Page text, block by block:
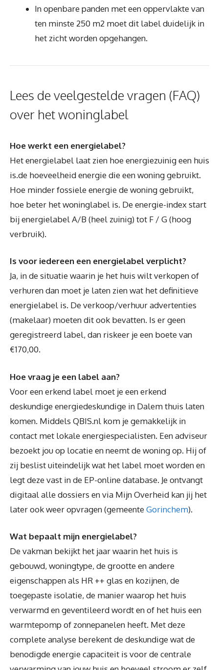
In openbare panden met een oppervlakte van
ten minste 250 m2 moet dit label duidelijk in
het zicht worden opgehangen.
Lees de veelgestelde vragen (FAQ)
over het woninglabel
Hoe werkt een energielabel?
Het energielabel laat zien hoe energiezuinig een huis
is.de hoeveelheid energie die een woning gebruikt.
Hoe minder fossiele energie de woning gebruikt,
hoe beter het woninglabel is. De energie-index start
bij energielabel A/B (heel zuinig) tot F / G (hoog
verbruik).
Is voor iedereen een energielabel verplicht?
Ja, in de situatie waarin je het huis wilt verkopen of
verhuren dan moet je laten zien wat het definitieve
energielabel is. De verkoop/verhuur advertenties
(makelaar) moeten dit ook bevatten. Is er geen
geregistreerd label, dan riskeer je een boete van
€170,00.
Hoe vraag je een label aan?
Voor een erkend label moet je een erkend
deskundige energiedeskundige in Dalem thuis laten
komen. Middels QBIS.nl kom je gemakkelijk in
contact met lokale energiespecialisten. Een adviseur
bezoekt jou op locatie en neemt de woning op. Hij of
zij beslist uiteindelijk wat het label moet worden en
legt deze vast in de EP-online database. Je ontvangt
digitaal alle dossiers en via Mijn Overheid kan jij het
later ook weer opvragen (gemeenteGorinchem).
Wat bepaalt mijn energielabel?
De vakman bekijkt het jaar waarin het huis is
gebouwd, woningtype, de grootte en andere
eigenschappen als HR ++ glas en kozijnen, de
toegepaste isolatie, de manier waarop het huis
verwarmd en geventileerd wordt en of het huis een
warmtepomp of zonnepanelen heeft. Met deze
complete analyse berekent de deskundige wat de
benodigde energie capaciteit is voor de centrale